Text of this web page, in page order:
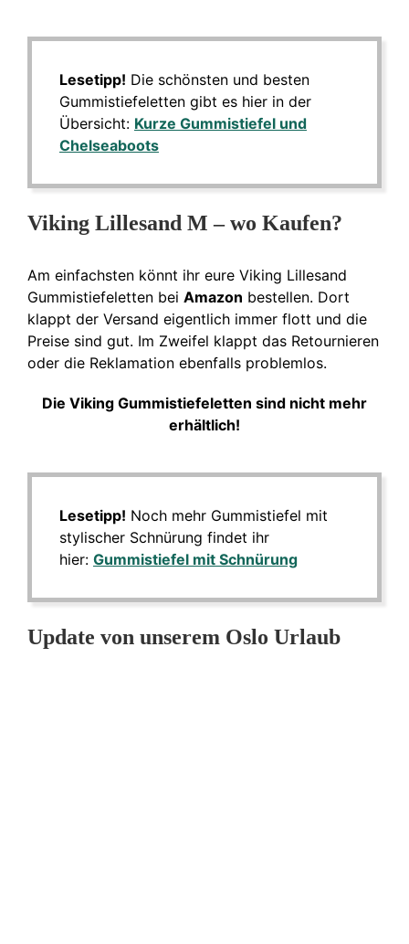
Lesetipp! Die schönsten und besten
Gummistiefeletten gibt es hier in der
Übersicht: Kurze Gummistiefel und
Chelseaboots
Viking Lillesand M – wo Kaufen?
Am einfachsten könnt ihr eure Viking Lillesand
Gummistiefeletten bei Amazon bestellen. Dort
klappt der Versand eigentlich immer flott und die
Preise sind gut. Im Zweifel klappt das Retournieren
oder die Reklamation ebenfalls problemlos.
Die Viking Gummistiefeletten sind nicht mehr
erhältlich!
Lesetipp! Noch mehr Gummistiefel mit
stylischer Schnürung findet ihr
hier: Gummistiefel mit Schnürung
Update von unserem Oslo Urlaub